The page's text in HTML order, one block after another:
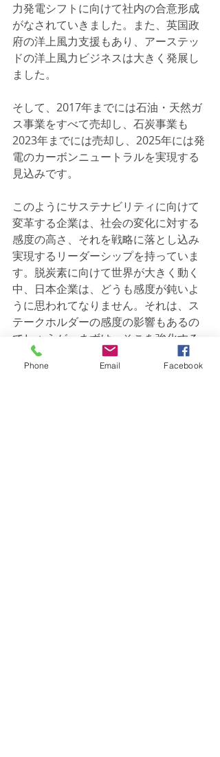
力発電シフトに向けて社内の合意形成
がなされていきました。また、英国政
府の洋上風力支援もあり、アーステッ
ドの洋上風力ビジネスは大きく発展し
ました。
そして、2017年までには石油・天然ガ
ス事業をすべて売却し、石炭事業も
2023年までには売却し、2025年には発
電のカーボンニュートラルを実現する
見込みです。
このようにサステナビリティに向けて
変革する企業は、社会の変化に対する
感度の高さ、それを戦略に落とし込み
実現するリーダーシップを持っていま
す。脱炭素に向けて世界が大きく動く
中、日本企業は、どうも感度が鈍いよ
うに思われてなりません。それは、ス
テークホルダーの感度の影響もあるの
でしょうが、まずは、そこを強化する
必要があります。サステナビリティと
いう機能の最も重要な役割の一つで
Phone Email Facebook